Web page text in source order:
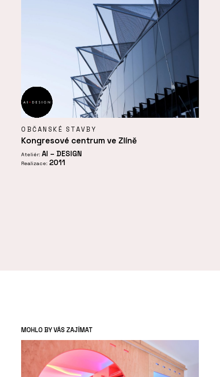
OBČANSKÉ STAVBY
Kongresové centrum ve Zlíně
Ateliér: AI – DESIGN
Realizace: 2011
MOHLO BY VÁS ZAJÍMAT